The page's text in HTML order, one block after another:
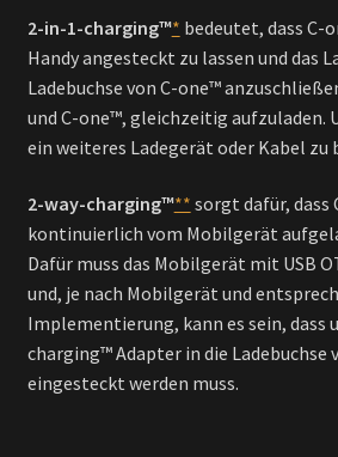
2-in-1-charging™* bedeutet, dass C-
Handy angesteckt zu lassen und das
Ladebuchse von C-one™
und C-one™, gleichzeitig aufzuladen.
ein weiteres Ladegerät oder Kabel zu
2-way-charging™** sorgt dafür, dass
kontinuierlich vom Mobilgerät
Dafür muss das Mobilgerät mit USB
und, je nach Mobilgerät und
Implementierung, kann es sein, dass
charging™ Adapter in die Ladebuchse
eingesteckt werden muss.